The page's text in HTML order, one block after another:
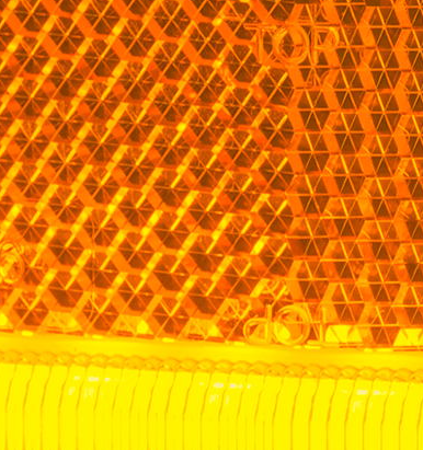
les visiteurs interagissent avec les sites en collectant et en
Le but est d'afficher des publicités qui sont pertinentes et
pour les éditeurs et les annonceurs tiers.
en collaboration avec les fournisseurs de cookies individuels.
préférences Accepter tout